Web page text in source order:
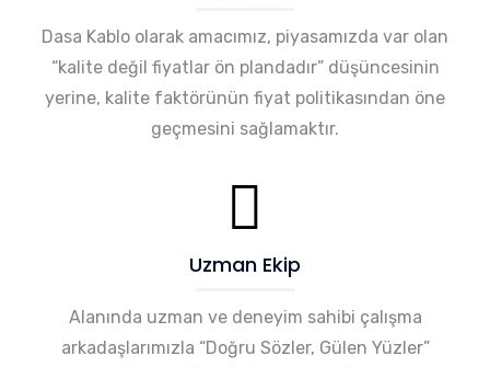
Dasa Kablo olarak amacımız, piyasamızda var olan
“kalite değil fiyatlar ön plandadır” düşüncesinin
yerine, kalite faktörünün fiyat politikasından öne
geçmesini sağlamaktır.
Uzman Ekip
Alanında uzman ve deneyim sahibi çalışma
arkadaşlarımızla “Doğru Sözler, Gülen Yüzler”